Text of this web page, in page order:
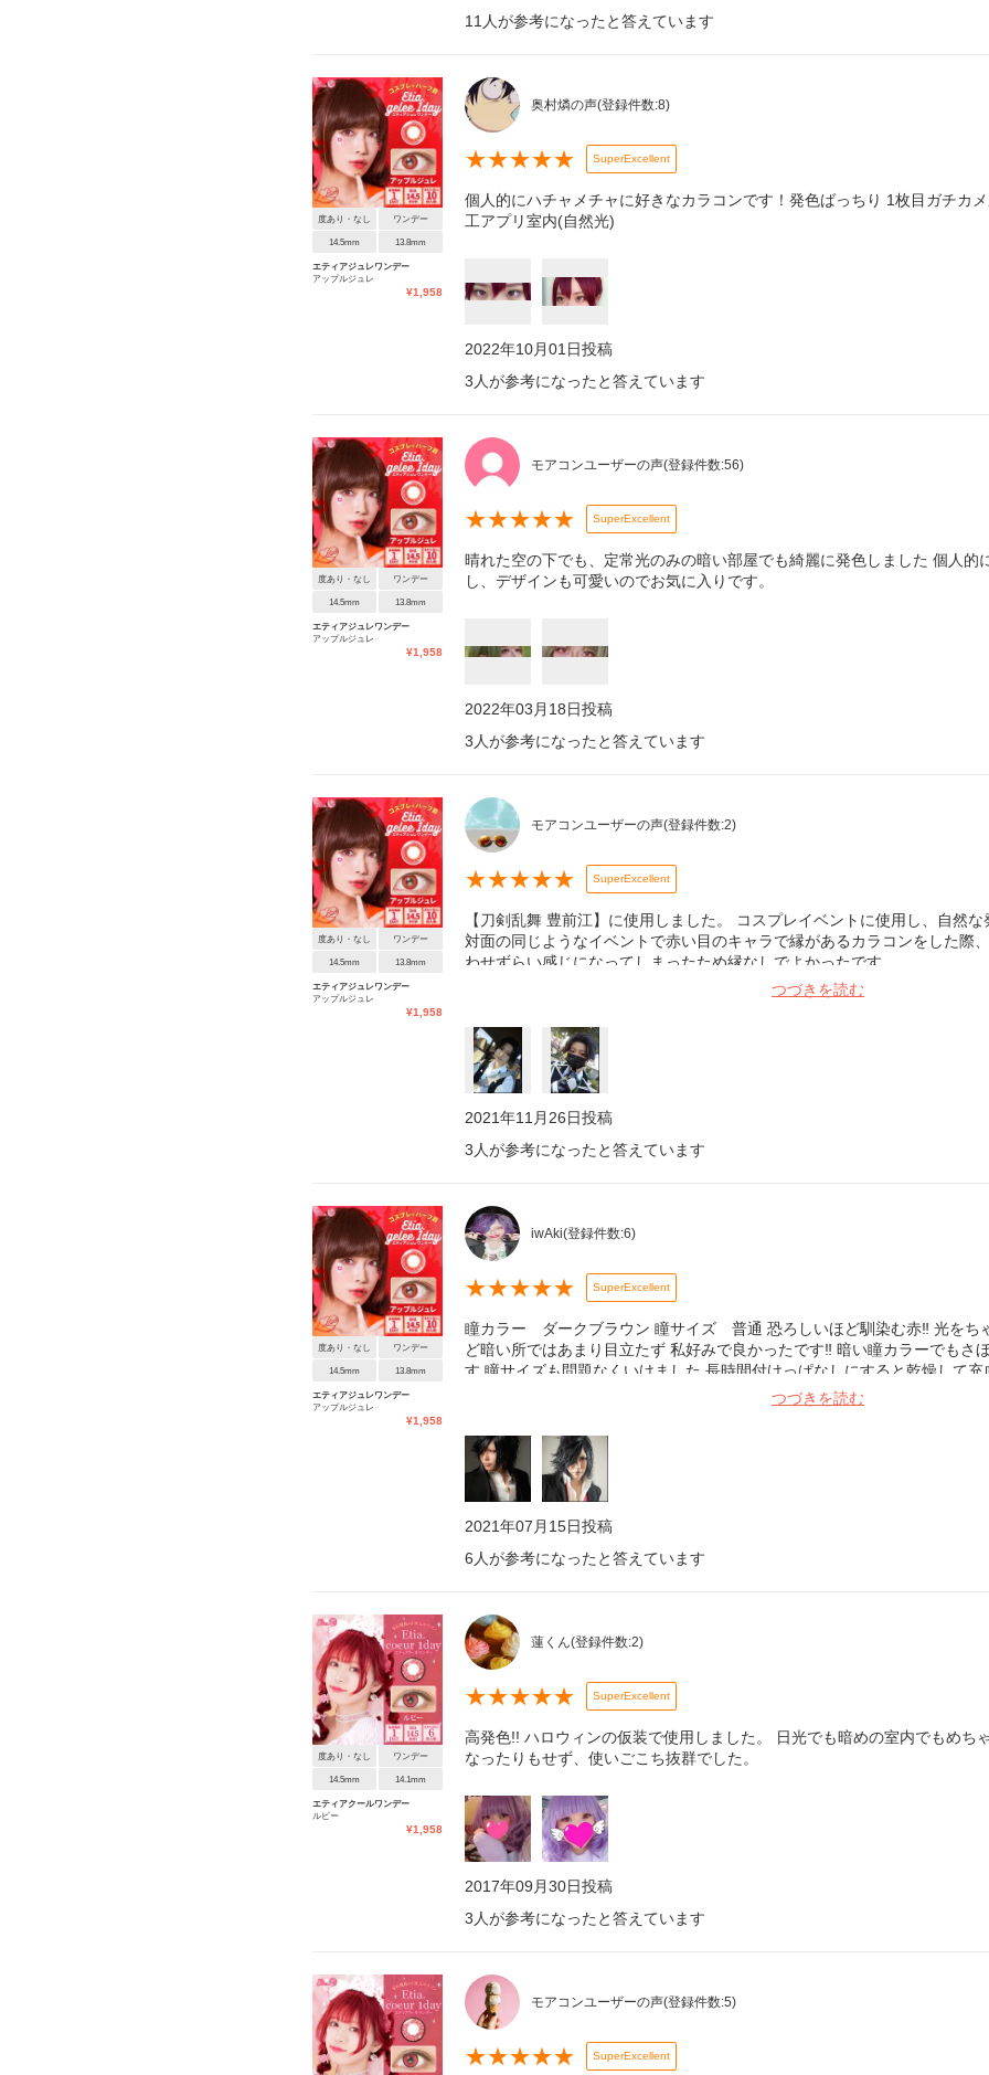
11 人が参考になったと答えています
度あり・なし ワンデー
14.5mm 13.8mm
エティアジュレワンデー
アップルジュレ
¥1,958
奥村燐の声(登録件数:8)
★★★★★ SuperExcellent
個人的にハチャメチャに好きなカラコンです！発色ばっちり 1枚目ガチカ
工アプリ室内(自然光)
2022年10月01日投稿
3 人が参考になったと答えています
度あり・なし ワンデー
14.5mm 13.8mm
エティアジュレワンデー
アップルジュレ
¥1,958
モアコンユーザーの声(登録件数:56)
★★★★★ SuperExcellent
晴れた空の下でも、定常光のみの暗い部屋でも綺麗に発色しました 個人的
し、デザインも可愛いのでお気に入りです。
2022年03月18日投稿
3 人が参考になったと答えています
度あり・なし ワンデー
14.5mm 13.8mm
エティアジュレワンデー
アップルジュレ
¥1,958
モアコンユーザーの声(登録件数:2)
★★★★★ SuperExcellent
【刀剣乱舞 豊前江】に使用しました。 コスプレイベントに使用し、自然
対面の同じようなイベントで赤い目のキャラで縁があるカラコンをした際
わせずらい感じになってしまったため縁なしでよかったです。
つづきを読む
2021年11月26日投稿
3 人が参考になったと答えています
度あり・なし ワンデー
14.5mm 13.8mm
エティアジュレワンデー
アップルジュレ
¥1,958
iwAki(登録件数:6)
★★★★★ SuperExcellent
瞳カラー ダークブラウン 瞳サイズ 普通 恐ろしいほど馴染む赤‼︎ 光をち
ど暗い所ではあまり目立たず 私好みで良かったです‼︎ 暗い瞳カラーでもさ
す 瞳サイズも問題なくいけました 長時間付けっぱなしにすると乾燥して
いく物なので推しときますw いつか保湿力が上がる事を願っておきます(´ー
つづきを読む
2021年07月15日投稿
6 人が参考になったと答えています
度あり・なし ワンデー
14.5mm 14.1mm
エティアクールワンデー
ルビー
¥1,958
蓮くん(登録件数:2)
★★★★★ SuperExcellent
高発色!! ハロウィンの仮装で使用しました。 日光でも暗めの室内でもめち
なったりもせず、使いごこち抜群でした。
2017年09月30日投稿
3 人が参考になったと答えています
モアコンユーザーの声(登録件数:5)
★★★★★ SuperExcellent